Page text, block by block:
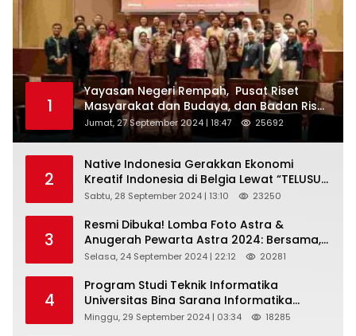
1
Yayasan Negeri Rempah, Pusat Riset
Masyarakat dan Budaya, dan Badan Riset
dan Inovasi Nasional ( BRIN ) Sukses
Gelar International Forum on Spice
Jumat, 27 September 2024 | 18:47 25692
2
Native Indonesia Gerakkan Ekonomi
Kreatif Indonesia di Belgia Lewat “TELUSUR
Kain Indonesia”
Sabtu, 28 September 2024 | 13:10 23250
3
Resmi Dibuka! Lomba Foto Astra &
Anugerah Pewarta Astra 2024: Bersama,
Berkarya, Berkelanjutan
Selasa, 24 September 2024 | 22:12 20281
4
Program Studi Teknik Informatika
Universitas Bina Sarana Informatika
Selenggarakan Pelatihan Pemanfaatan
Minggu, 29 September 2024 | 03:34 18285